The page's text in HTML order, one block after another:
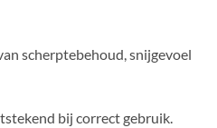
scherptebehoud, snijgevoel
bij correct gebruik.